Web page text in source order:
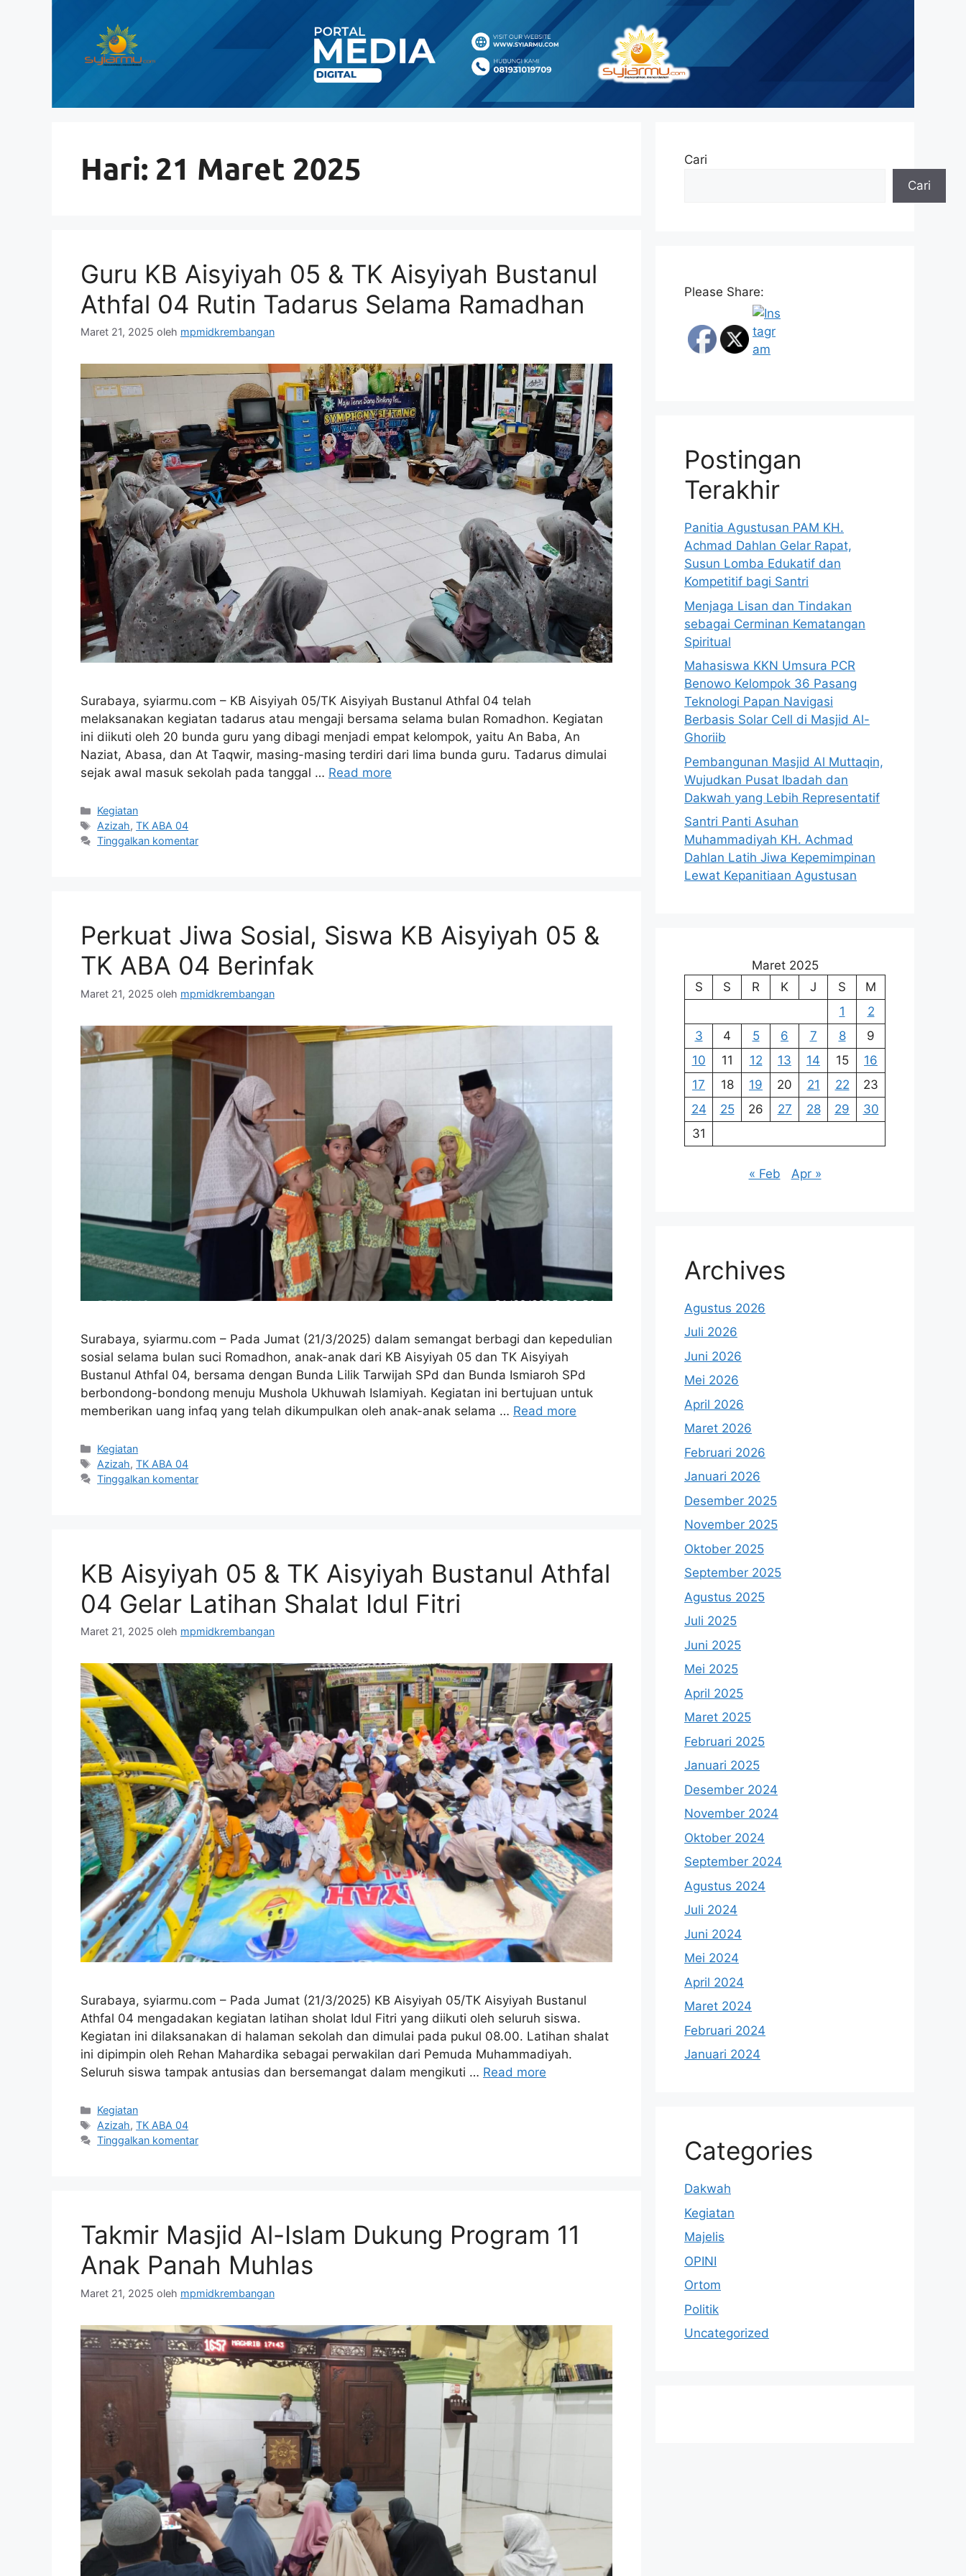
Hari: 21 Maret 2025
Guru KB Aisyiyah 05 & TK Aisyiyah Bustanul
Athfal 04 Rutin Tadarus Selama Ramadhan
Maret 21, 2025 oleh mpmidkrembangan
Surabaya, syiarmu.com – KB Aisyiyah 05/TK Aisyiyah Bustanul Athfal 04 telah
melaksanakan kegiatan tadarus atau mengaji bersama selama bulan Romadhon. Kegiatan
ini diikuti oleh 20 bunda guru yang dibagi menjadi empat kelompok, yaitu An Baba, An
Naziat, Abasa, dan At Taqwir, masing-masing terdiri dari lima bunda guru. Tadarus dimulai
sejak awal masuk sekolah pada tanggal … Read more
Kategori
Kegiatan
Tag
Azizah,TK ABA 04
Tinggalkan komentar
Perkuat Jiwa Sosial, Siswa KB Aisyiyah 05 &
TK ABA 04 Berinfak
Maret 21, 2025 oleh mpmidkrembangan
Surabaya, syiarmu.com – Pada Jumat (21/3/2025) dalam semangat berbagi dan kepedulian
sosial selama bulan suci Romadhon, anak-anak dari KB Aisyiyah 05 dan TK Aisyiyah
Bustanul Athfal 04, bersama dengan Bunda Lilik Tarwijah SPd dan Bunda Ismiaroh SPd
berbondong-bondong menuju Mushola Ukhuwah Islamiyah. Kegiatan ini bertujuan untuk
memberikan uang infaq yang telah dikumpulkan oleh anak-anak selama … Read more
Kategori
Kegiatan
Tag
Azizah,TK ABA 04
Tinggalkan komentar
KB Aisyiyah 05 & TK Aisyiyah Bustanul Athfal
04 Gelar Latihan Shalat Idul Fitri
Maret 21, 2025 oleh mpmidkrembangan
Surabaya, syiarmu.com – Pada Jumat (21/3/2025) KB Aisyiyah 05/TK Aisyiyah Bustanul
Athfal 04 mengadakan kegiatan latihan sholat Idul Fitri yang diikuti oleh seluruh siswa.
Kegiatan ini dilaksanakan di halaman sekolah dan dimulai pada pukul 08.00. Latihan shalat
ini dipimpin oleh Rehan Mahardika sebagai perwakilan dari Pemuda Muhammadiyah.
Seluruh siswa tampak antusias dan bersemangat dalam mengikuti … Read more
Kategori
Kegiatan
Tag
Azizah,TK ABA 04
Tinggalkan komentar
Takmir Masjid Al-Islam Dukung Program 11
Anak Panah Muhlas
Maret 21, 2025 oleh mpmidkrembangan
Cari
Cari
Please Share:
Postingan
Terakhir
Panitia Agustusan PAM KH.
Achmad Dahlan Gelar Rapat,
Susun Lomba Edukatif dan
Kompetitif bagi Santri
Menjaga Lisan dan Tindakan
sebagai Cerminan Kematangan
Spiritual
Mahasiswa KKN Umsura PCR
Benowo Kelompok 36 Pasang
Teknologi Papan Navigasi
Berbasis Solar Cell di Masjid Al-
Ghoriib
Pembangunan Masjid Al Muttaqin,
Wujudkan Pusat Ibadah dan
Dakwah yang Lebih Representatif
Santri Panti Asuhan
Muhammadiyah KH. Achmad
Dahlan Latih Jiwa Kepemimpinan
Lewat Kepanitiaan Agustusan
Maret 2025
S
S R K J S
M
1
2
3
4 5 6 7 8
9
10
11 12 13 14 15
16
17
18 19 20 21 22
23
24
25 26 27 28 29
30
31
« Feb Apr »
Archives
Agustus 2026
Juli 2026
Juni 2026
Mei 2026
April 2026
Maret 2026
Februari 2026
Januari 2026
Desember 2025
November 2025
Oktober 2025
September 2025
Agustus 2025
Juli 2025
Juni 2025
Mei 2025
April 2025
Maret 2025
Februari 2025
Januari 2025
Desember 2024
November 2024
Oktober 2024
September 2024
Agustus 2024
Juli 2024
Juni 2024
Mei 2024
April 2024
Maret 2024
Februari 2024
Januari 2024
Categories
Dakwah
Kegiatan
Majelis
OPINI
Ortom
Politik
Uncategorized